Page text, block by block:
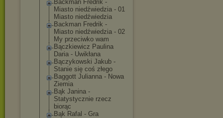
Backman Fredrik -
Miasto niedźwiedzia - 01
Miasto niedźwiedzia
Backman Fredrik -
Miasto niedźwiedzia - 02
My przeciwko wam
Bączkiewicz Paulina
Daria - Uwikłana
Bączykowski Jakub -
Stanie się coś złego
Baggott Julianna - Nowa
Ziemia
Bąk Janina -
Statystycznie rzecz
biorąc
Bąk Rafal - Gra